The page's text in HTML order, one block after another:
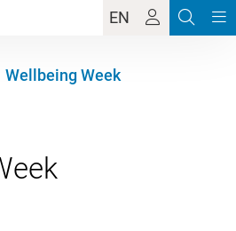
EN
Wellbeing Week